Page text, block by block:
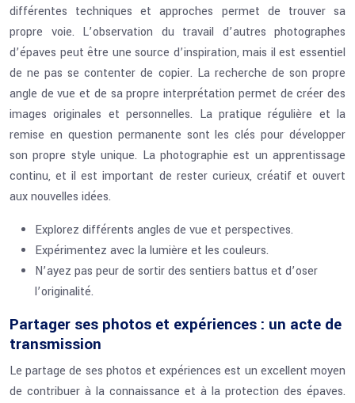
différentes techniques et approches permet de trouver sa
propre voie. L’observation du travail d’autres photographes
d’épaves peut être une source d’inspiration, mais il est essentiel
de ne pas se contenter de copier. La recherche de son propre
angle de vue et de sa propre interprétation permet de créer des
images originales et personnelles. La pratique régulière et la
remise en question permanente sont les clés pour développer
son propre style unique. La photographie est un apprentissage
continu, et il est important de rester curieux, créatif et ouvert
aux nouvelles idées.
Explorez différents angles de vue et perspectives.
Expérimentez avec la lumière et les couleurs.
N’ayez pas peur de sortir des sentiers battus et d’oser
l’originalité.
Partager ses photos et expériences : un acte de
transmission
Le partage de ses photos et expériences est un excellent moyen
de contribuer à la connaissance et à la protection des épaves.